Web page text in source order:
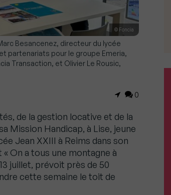
© Foncia
Besancenez, directeur du lycée
partenariats pour le groupe Emeria,
Transaction, et Olivier Le Rousic,
0
de la gestion locative et de la
Mission Handicap, à Lise, jeune
Jean XXIII à Reims dans son
On a tous une montagne à
juillet, prévoit près de 50
cette semaine le toit de